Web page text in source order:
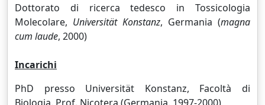
Dottorato di ricerca tedesco in Tossicologia
Molecolare, Universität Konstanz, Germania (magna
cum laude, 2000)
Incarichi
PhD presso Universität Konstanz, Facoltà di
Biologia, Prof. Nicotera (Germania, 1997-2000)